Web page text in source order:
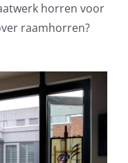
horren voor
raamhorren?